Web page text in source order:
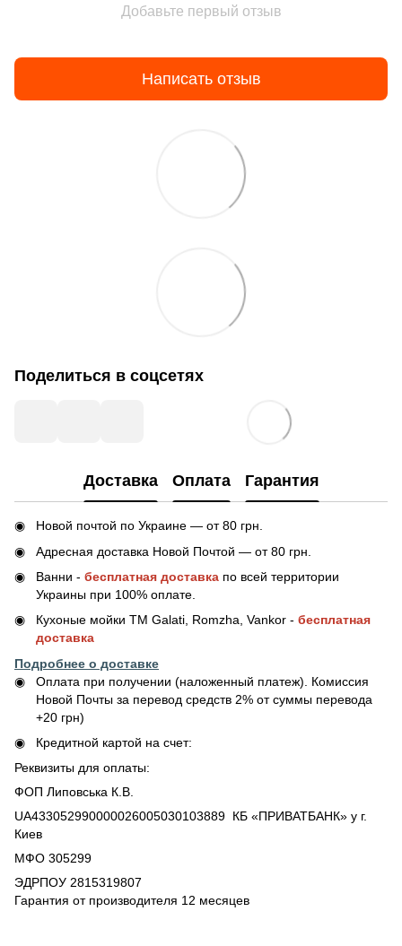
Добавьте первый отзыв
Написать отзыв
Поделиться в соцсетях
Доставка Оплата Гарантия
Новой почтой по Украине — от 80 грн.
Адресная доставка Новой Почтой — от 80 грн.
Ванни - бесплатная доставка по всей территории
Украины при 100% оплате.
Кухоные мойки ТМ Galati, Romzha, Vankor - бесплатная
доставка
Подробнее о доставке
Оплата при получении (наложенный платеж). Комиссия
Новой Почты за перевод средств 2% от суммы перевода
+20 грн)
Кредитной картой на счет:
Реквизиты для оплаты:
ФОП Липовська К.В.
UA433052990000026005030103889 КБ «ПРИВАТБАНК» у г.
Киев
МФО 305299
ЭДРПОУ 2815319807
Гарантия от производителя 12 месяцев